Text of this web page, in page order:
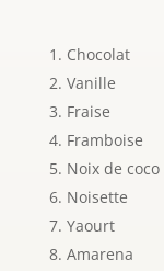
Chocolat
Vanille
Fraise
Framboise
Noix de coco
Noisette
Yaourt
Amarena